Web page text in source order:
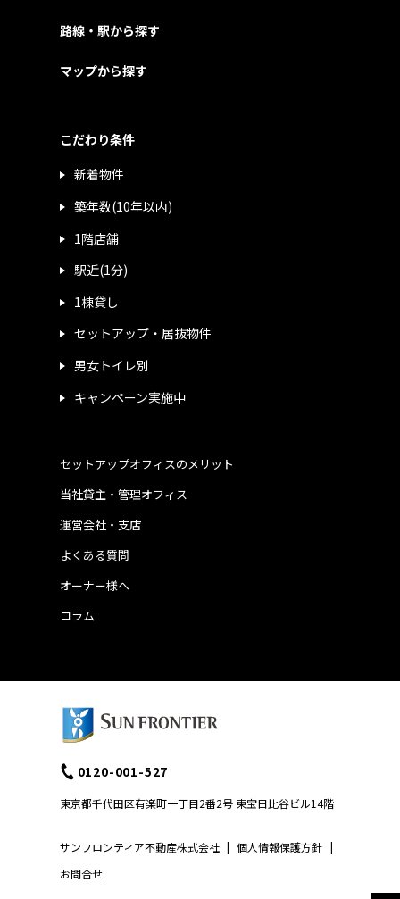
路線・駅から探す
マップから探す
こだわり条件
新着物件
築年数(10年以内)
1階店舗
駅近(1分)
1棟貸し
セットアップ・居抜物件
男女トイレ別
キャンペーン実施中
運営会社・支店
よくある質問
当社貸主・管理オフィス
オーナー様へ
コラム
セットアップオフィスのメリット
サンフロンティア不動産株式会社 | 個人情報保護方針 |
お問合せ
0120-001-527
東京都千代田区有楽町一丁目2番2号 東宝日比谷ビル14階